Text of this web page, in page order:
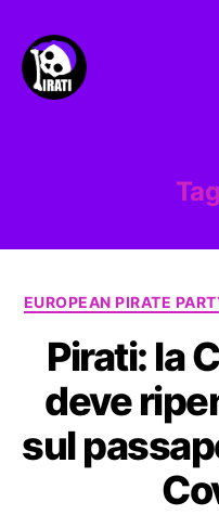
EUROPEAN PIRATE
Pirati: la
deve
sul